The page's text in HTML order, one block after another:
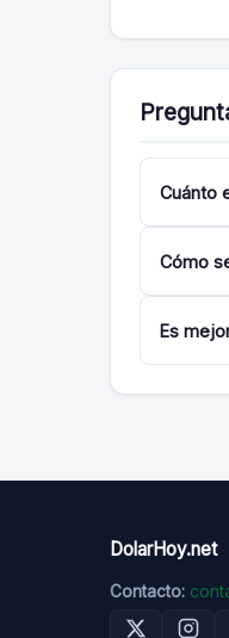
Cuánto
Cómo
Es
DolarHoy.net
Contacto: